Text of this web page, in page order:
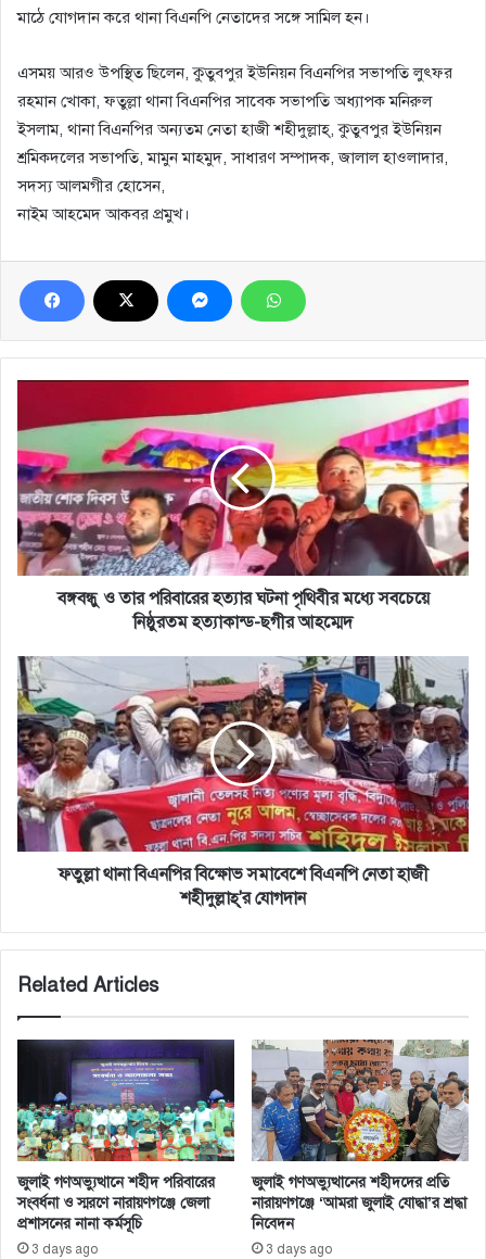
মাঠে যোগদান করে থানা বিএনপি নেতাদের সঙ্গে সামিল হন।
এসময় আরও উপস্থিত ছিলেন, কুতুবপুর ইউনিয়ন বিএনপির সভাপতি লুৎফর
রহমান খোকা, ফতুল্লা থানা বিএনপির সাবেক সভাপতি অধ্যাপক মনিরুল
ইসলাম, থানা বিএনপির অন্যতম নেতা হাজী শহীদুল্লাহ্, কুতুবপুর ইউনিয়ন
শ্রমিকদলের সভাপতি, মামুন মাহমুদ, সাধারণ সম্পাদক, জালাল হাওলাদার,
সদস্য আলমগীর হোসেন,
নাইম আহমেদ আকবর প্রমুখ।
তার
পরিবারের
হত্যার
ঘটনা
পৃথিবীর
মধ্যে
সবচেয়ে
নিষ্ঠুরতম
আহম্মেদ
বঙ্গবন্ধু ও তার পরিবারের হত্যার ঘটনা পৃথিবীর মধ্যে সবচেয়ে
নিষ্ঠুরতম হত্যাকান্ড-ছগীর আহম্মেদ
ফতুল্লা
থানা
বিএনপির
বিক্ষোভ
সমাবেশে
বিএনপি
নেতা
হাজী
শহীদুল্লাহ্'র
যোগদানফতুল্লা থানা বিএনপির বিক্ষোভ সমাবেশে বিএনপি নেতা হাজী
শহীদুল্লাহ্'র যোগদান
Related Articles
জুলাই গণঅভ্যুত্থানে শহীদ পরিবারের
সংবর্ধনা ও স্মরণে নারায়ণগঞ্জে জেলা
প্রশাসনের নানা কর্মসূচি
3 days ago
জুলাই গণঅভ্যুত্থানের শহীদদের প্রতি
নারায়ণগঞ্জে ‘আমরা জুলাই যোদ্ধা’র শ্রদ্ধা
নিবেদন
3 days ago